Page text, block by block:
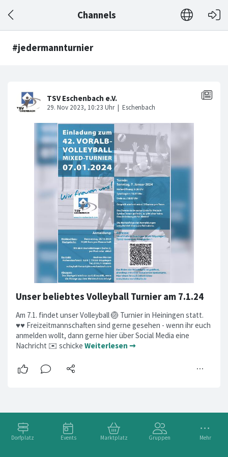
Channels
Dorfplatz Events Marktplatz Gruppen Mehr
#jedermannturnier
Unser beliebtes Volleyball Turnier am 7.1.24
Am 7.1. findet unser Volleyball 🏐 Turnier in Heiningen statt.
♥️♥️ Freizeitmannschaften sind gerne gesehen - wenn ihr euch
anmelden wollt, dann gerne hier über Social Media eine
Nachricht ✉️ schicke Weiterlesen ➞